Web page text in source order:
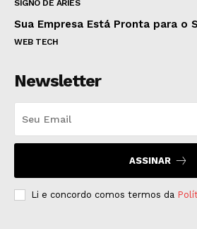
SIGNO DE ÁRIES
Sua Empresa Está Pronta para o
WEB TECH
Newsletter
ASSINAR
Li e concordo comos termos da